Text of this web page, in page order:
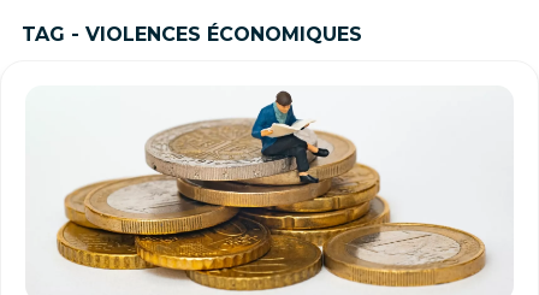
TAG - VIOLENCES ÉCONOMIQUES